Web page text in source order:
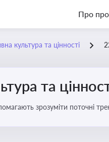
Про
культура та цінності
та
зрозуміти поточні